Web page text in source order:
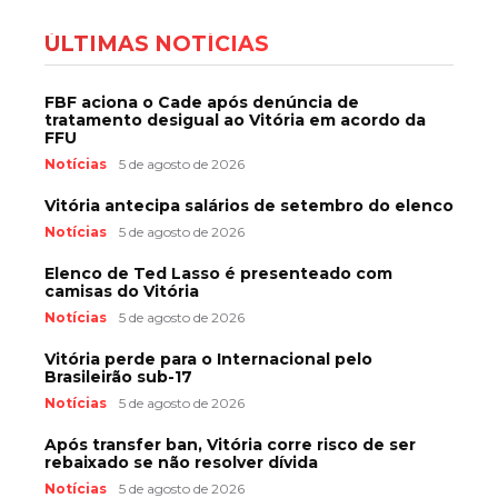
ÚLTIMAS NOTÍCIAS
FBF aciona o Cade após denúncia de
tratamento desigual ao Vitória em acordo da
FFU
Notícias 5 de agosto de 2026
Vitória antecipa salários de setembro do elenco
Notícias 5 de agosto de 2026
Elenco de Ted Lasso é presenteado com
camisas do Vitória
Notícias 5 de agosto de 2026
Vitória perde para o Internacional pelo
Brasileirão sub-17
Notícias 5 de agosto de 2026
Após transfer ban, Vitória corre risco de ser
rebaixado se não resolver dívida
Notícias 5 de agosto de 2026